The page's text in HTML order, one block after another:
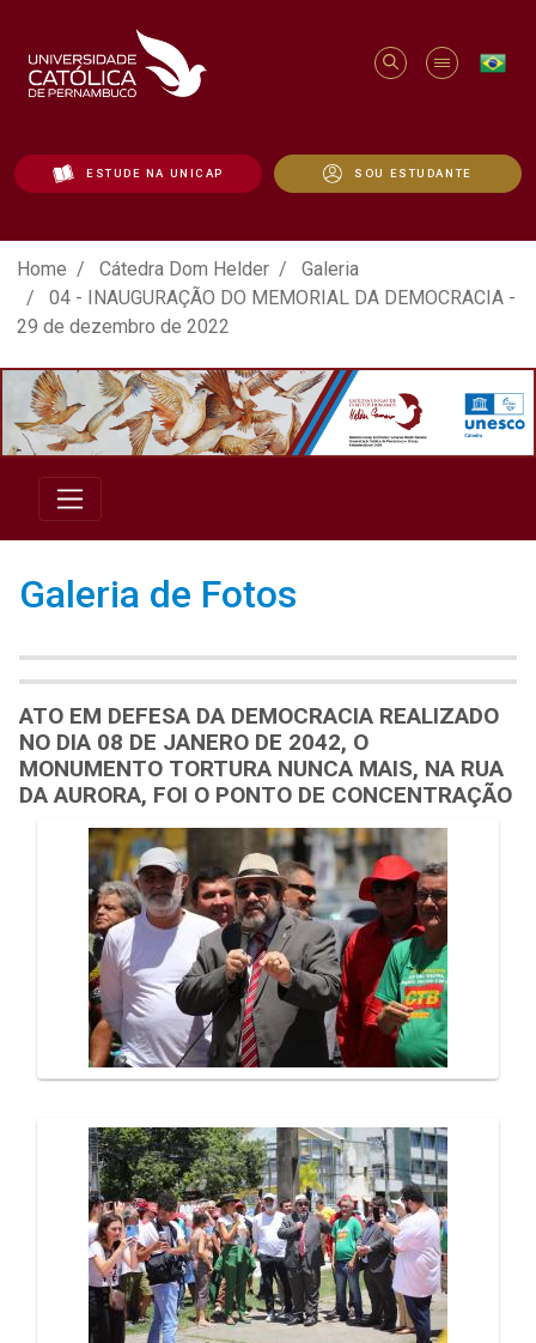
ESTUDE NA UNICAP SOU ESTUDANTE
ATO EM DEFESA DA DEMOCRACIA
Home Cátedra Dom Helder
Galeria
04 - INAUGURAÇÃO DO MEMORIAL DA DEMOCRACIA -
29 de dezembro de 2022
Galeria de Fotos
ATO EM DEFESA DA DEMOCRACIA REALIZADO
NO DIA 08 DE JANERO DE 2042, O
MONUMENTO TORTURA NUNCA MAIS, NA RUA
DA AURORA, FOI O PONTO DE CONCENTRAÇÃO
Galeria de Mídias